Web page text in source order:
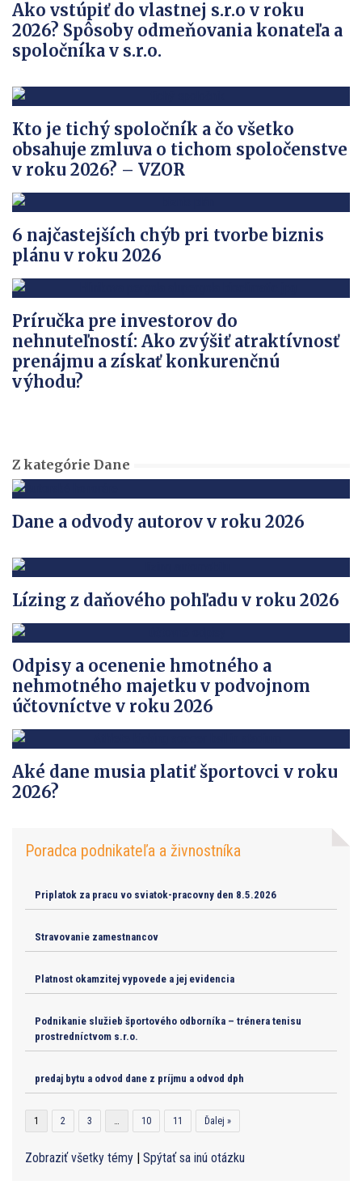
Ako vstúpiť do vlastnej s.r.o v roku
2026? Spôsoby odmeňovania konateľa a
spoločníka v s.r.o.
Kto je tichý spoločník a čo všetko
obsahuje zmluva o tichom spoločenstve
v roku 2026? – VZOR
6 najčastejších chýb pri tvorbe biznis
plánu v roku 2026
Príručka pre investorov do
nehnuteľností: Ako zvýšiť atraktívnosť
prenájmu a získať konkurenčnú
výhodu?
Z kategórie Dane
Dane a odvody autorov v roku 2026
Lízing z daňového pohľadu v roku 2026
Odpisy a ocenenie hmotného a
nehmotného majetku v podvojnom
účtovníctve v roku 2026
Aké dane musia platiť športovci v roku
2026?
Poradca podnikateľa a živnostníka
Priplatok za pracu vo sviatok-pracovny den 8.5.2026
Stravovanie zamestnancov
Platnost okamzitej vypovede a jej evidencia
Podnikanie služieb športového odborníka – trénera tenisu
prostredníctvom s.r.o.
predaj bytu a odvod dane z príjmu a odvod dph
1 2 3 … 10 11 Ďalej »
Zobraziť všetky témy Spýtať sa inú otázku